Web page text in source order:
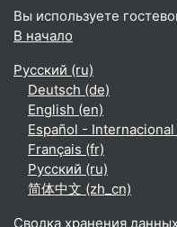
Вы используете
В начало
Русский ‎(ru)‎
Deutsch ‎(de)‎
English ‎(en)‎
Español - Internacional
Français ‎(fr)‎
Русский ‎(ru)‎
简体中文 ‎(zh_cn)‎
Сводка хранения данных